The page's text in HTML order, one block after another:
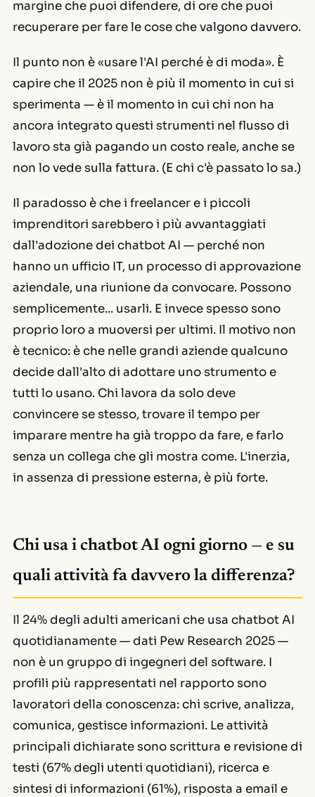
margine che puoi difendere, di ore che puoi
recuperare per fare le cose che valgono davvero.
Il punto non è «usare l'AI perché è di moda». È
capire che il 2025 non è più il momento in cui si
sperimenta — è il momento in cui chi non ha
ancora integrato questi strumenti nel flusso di
lavoro sta già pagando un costo reale, anche se
non lo vede sulla fattura. (E chi c'è passato lo sa.)
Il paradosso è che i freelancer e i piccoli
imprenditori sarebbero i più avvantaggiati
dall'adozione dei chatbot AI — perché non
hanno un ufficio IT, un processo di approvazione
aziendale, una riunione da convocare. Possono
semplicemente... usarli. E invece spesso sono
proprio loro a muoversi per ultimi. Il motivo non
è tecnico: è che nelle grandi aziende qualcuno
decide dall'alto di adottare uno strumento e
tutti lo usano. Chi lavora da solo deve
convincere se stesso, trovare il tempo per
imparare mentre ha già troppo da fare, e farlo
senza un collega che gli mostra come. L'inerzia,
in assenza di pressione esterna, è più forte.
Chi usa i chatbot AI ogni giorno — e su
quali attività fa davvero la differenza?
Il 24% degli adulti americani che usa chatbot AI
quotidianamente — dati Pew Research 2025 —
non è un gruppo di ingegneri del software. I
profili più rappresentati nel rapporto sono
lavoratori della conoscenza: chi scrive, analizza,
comunica, gestisce informazioni. Le attività
principali dichiarate sono scrittura e revisione di
testi (67% degli utenti quotidiani), ricerca e
sintesi di informazioni (61%), risposta a email e